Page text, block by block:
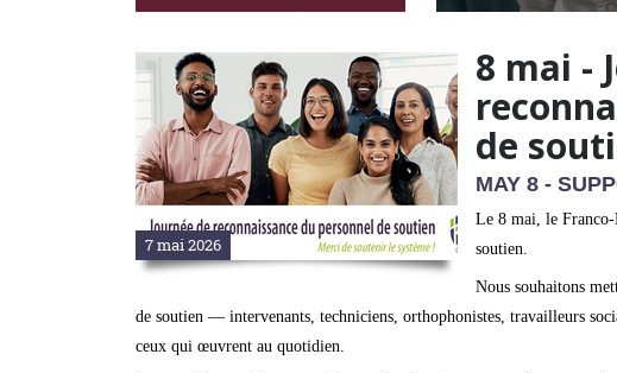
7 mai 2026
8 mai -
de
MAY 8 -
Le 8 mai, le Franco-
soutien.
Nous souhaitons
de soutien — intervenants, techniciens, orthophonistes, travailleurs
ceux qui œuvrent au quotidien.